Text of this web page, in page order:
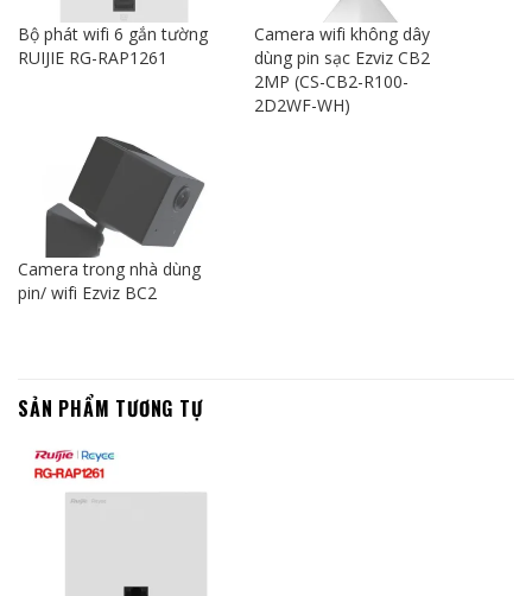
Bộ phát wifi 6 gắn tường
RUIJIE RG-RAP1261
Camera wifi không dây
dùng pin sạc Ezviz CB2
2MP (CS-CB2-R100-
2D2WF-WH)
Camera trong nhà dùng
pin/ wifi Ezviz BC2
SẢN PHẨM TƯƠNG TỰ